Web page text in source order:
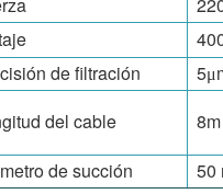
de filtración 5μ
del cable
8m
de succión
50